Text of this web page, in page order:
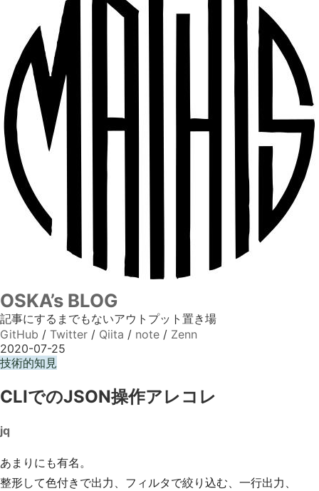
OSKA’s BLOG
記事にするまでもないアウトプット置き場
GitHub / Twitter / Qiita / note / Zenn
2020-07-25
技術的知見
CLIでのJSON操作アレコレ
jq
あまりにも有名。
整形して色付きで出力、フィルタで絞り込む、一行出力、